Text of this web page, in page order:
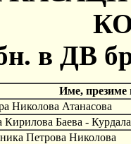
в ДВ
Име,
Николова Атанасова
Кирилова Баева -
Петрова Николова